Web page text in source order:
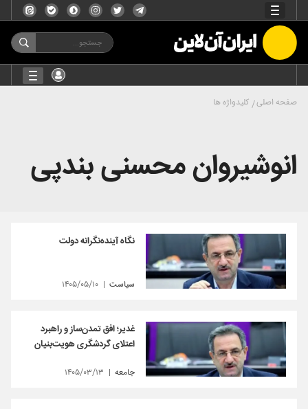
صفحه اصلی کلیدواژه ها
انوشیروان محسنی بندپی
نگاه آینده‌نگرانه دولت
سیاست ۱۴۰۵/۰۵/۱۰
غدیر؛ افق تمدن‌ساز و راهبرد
اعتلای گردشگری هویت‌بنیان
جامعه ۱۴۰۵/۰۳/۱۳